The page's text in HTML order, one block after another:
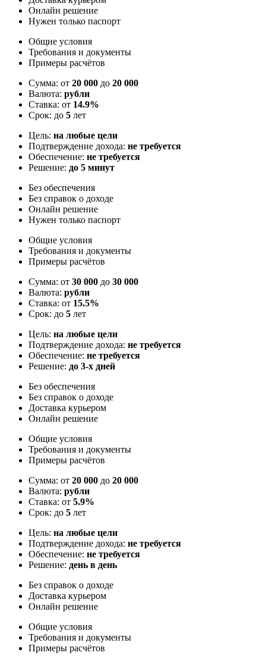
Онлайн решение
Нужен только паспорт
Общие условия
Требования и документы
Примеры расчётов
Сумма: от 20 000 до 20 000
Валюта: рубли
Ставка: от 14.9%
Срок: до 5 лет
Цель: на любые цели
Подтверждение дохода: не требуется
Обеспечение: не требуется
Решение: до 5 минут
Без обеспечения
Без справок о доходе
Онлайн решение
Нужен только паспорт
Общие условия
Требования и документы
Примеры расчётов
Сумма: от 30 000 до 30 000
Валюта: рубли
Ставка: от 15.5%
Срок: до 5 лет
Цель: на любые цели
Подтверждение дохода: не требуется
Обеспечение: не требуется
Решение: до 3-х дней
Без обеспечения
Без справок о доходе
Доставка курьером
Онлайн решение
Общие условия
Требования и документы
Примеры расчётов
Сумма: от 20 000 до 20 000
Валюта: рубли
Ставка: от 5.9%
Срок: до 5 лет
Цель: на любые цели
Подтверждение дохода: не требуется
Обеспечение: не требуется
Решение: день в день
Без справок о доходе
Доставка курьером
Онлайн решение
Общие условия
Требования и документы
Примеры расчётов